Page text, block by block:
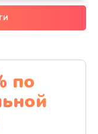
динамика
по